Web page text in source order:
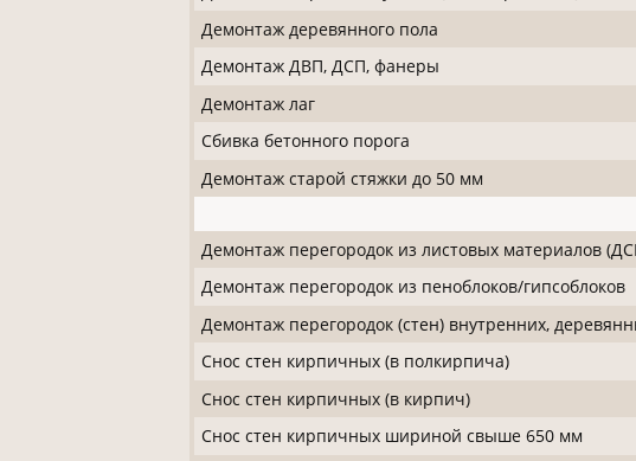
Демонтаж деревянного пола
Демонтаж ДВП, ДСП, фанеры
Демонтаж лаг
Сбивка бетонного порога
Демонтаж старой стяжки до 50 мм
Демонтаж перегородок из листовых материалов
Демонтаж перегородок из пеноблоков/гипсоблоков
Демонтаж перегородок (стен) внутренних,
Снос стен кирпичных (в полкирпича)
Снос стен кирпичных (в кирпич)
Снос стен кирпичных шириной свыше 650 мм